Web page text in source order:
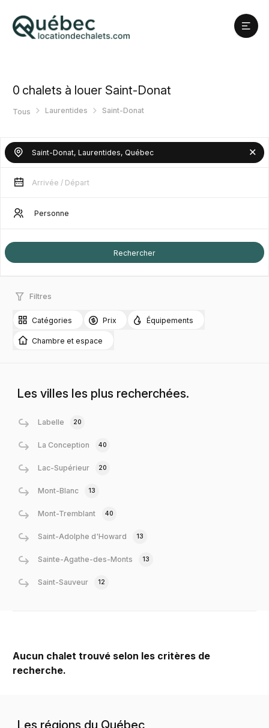
0 chalets à louer Saint-Donat
Tous Laurentides Saint-Donat
Filtres
Catégories Prix Équipements
Chambre et espace
Les villes les plus recherchées.
Labelle 20
La Conception 40
Lac-Supérieur 20
Mont-Blanc 13
Mont-Tremblant 40
Saint-Adolphe d'Howard 13
Sainte-Agathe-des-Monts 13
Saint-Sauveur 12
Aucun chalet trouvé selon les critères de
recherche.